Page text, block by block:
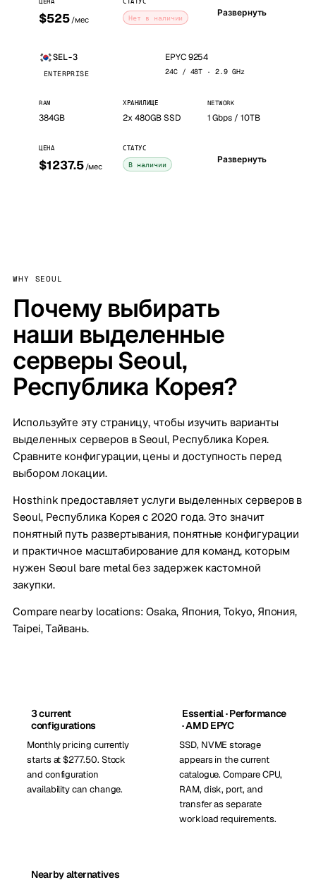
$525 /мес Нет в наличии Развернуть
SEL-3
ENTERPRISE
EPYC 9254
24C / 48T · 2.9 GHz
RAM
384GB
ХРАНИЛИЩЕ
2x 480GB SSD
NETWORK
1 Gbps / 10TB
ЦЕНА
$1237.5 /мес
СТАТУС
В наличии Развернуть
WHY SEOUL
Почему выбирать
наши выделенные
серверы Seoul,
Республика Корея?
Используйте эту страницу, чтобы изучить варианты
выделенных серверов в Seoul, Республика Корея.
Сравните конфигурации, цены и доступность перед
выбором локации.
Hosthink предоставляет услуги выделенных серверов в
Seoul, Республика Корея с 2020 года. Это значит
понятный путь развертывания, понятные конфигурации
и практичное масштабирование для команд, которым
нужен Seoul bare metal без задержек кастомной
закупки.
Compare nearby locations:Osaka, Япония,Tokyo, Япония,
Taipei, Тайвань.
3 current
configurations
Monthly pricing currently
starts at $277.50. Stock
and configuration
availability can change.
Essential · Performance
· AMD EPYC
SSD, NVME storage
appears in the current
catalogue. Compare CPU,
RAM, disk, port, and
transfer as separate
workload requirements.
Nearby alternatives